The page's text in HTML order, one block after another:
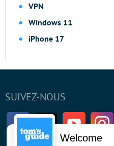
VPN
Windows 11
iPhone 17
SUIVEZ-NOUS
FacebookTwitter Youtube
Welcome